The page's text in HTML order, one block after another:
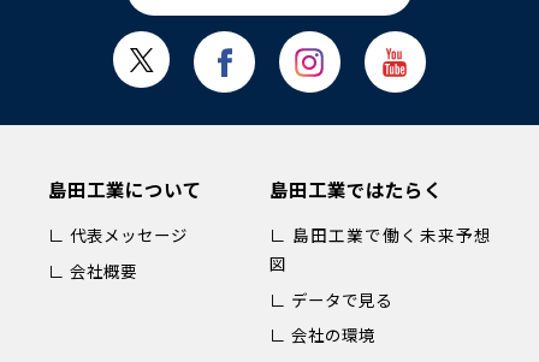
島田工業について
∟ 代表メッセージ
∟ 会社概要
島田工業ではたらく
∟ 島田工業で働く未来予想
図
∟ データで見る
∟ 会社の環境